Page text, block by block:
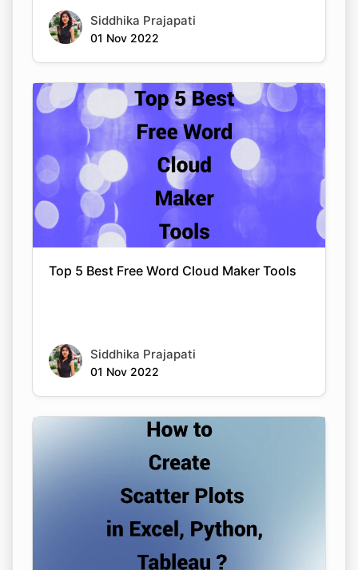
Siddhika Prajapati
01 Nov 2022
Top 5 Best Free Word Cloud Maker Tools
Siddhika Prajapati
01 Nov 2022